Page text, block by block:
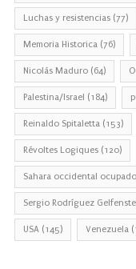
Luchas y resistencias (77)
Memoria Historica (76)
Nicolás Maduro (64)
Palestina/Israel (184)
Reinaldo Spitaletta (153)
Révoltes Logiques (120)
Sahara occidental ocupado
Sergio Rodríguez
USA (145) Venezuela